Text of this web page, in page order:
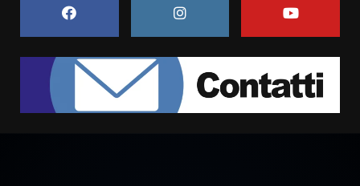
5 Agosto 2026 06:15
1
Carta d’identità: continua il piano
di aperture straordinarie del
Comune di Fasano
6 Agosto 2026 14:16